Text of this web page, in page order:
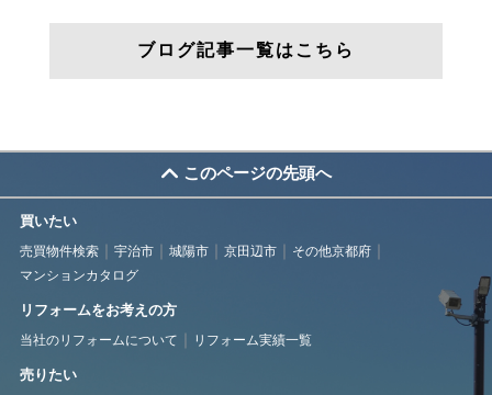
ブログ記事一覧はこちら
このページの先頭へ
買いたい
売買物件検索 宇治市 城陽市 京田辺市
その他京都府
マンションカタログ
リフォームをお考えの方
当社のリフォームについて リフォーム実績一覧
売りたい